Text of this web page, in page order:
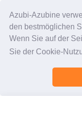
Azubi-Azubine
den bestmöglichen
Wenn Sie auf der
Sie der Cookie-